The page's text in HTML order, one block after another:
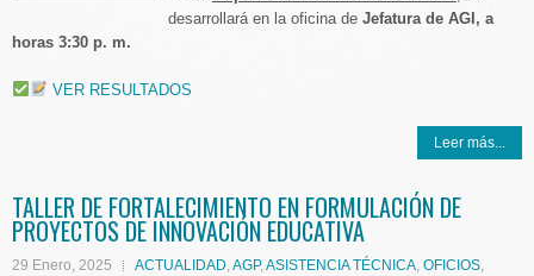
desarrollará en la oficina de Jefatura de AGI, a
horas 3:30 p. m.
VER RESULTADOS
Leer más...
TALLER DE FORTALECIMIENTO EN FORMULACIÓN DE
PROYECTOS DE INNOVACIÓN EDUCATIVA
29 Enero, 2025 ACTUALIDAD,AGP,ASISTENCIA TÉCNICA, OFICIOS,